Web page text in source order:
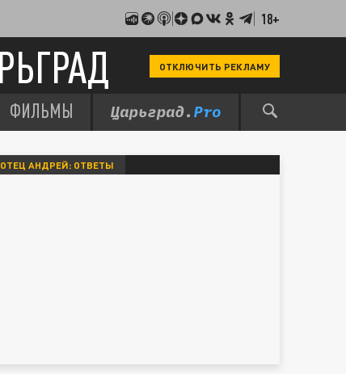
18+
ОТКЛЮЧИТЬ РЕКЛАМУ
ФИЛЬМЫ
ОТЕЦ АНДРЕЙ: ОТВЕТЫ